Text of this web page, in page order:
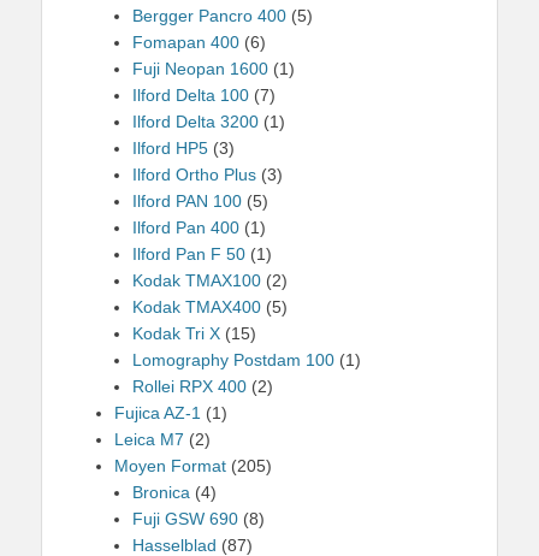
Bergger Pancro 400 (5)
Fomapan 400 (6)
Fuji Neopan 1600 (1)
Ilford Delta 100 (7)
Ilford Delta 3200 (1)
Ilford HP5 (3)
Ilford Ortho Plus (3)
Ilford PAN 100 (5)
Ilford Pan 400 (1)
Ilford Pan F 50 (1)
Kodak TMAX100 (2)
Kodak TMAX400 (5)
Kodak Tri X (15)
Lomography Postdam 100 (1)
Rollei RPX 400 (2)
Fujica AZ-1 (1)
Leica M7 (2)
Moyen Format (205)
Bronica (4)
Fuji GSW 690 (8)
Hasselblad (87)